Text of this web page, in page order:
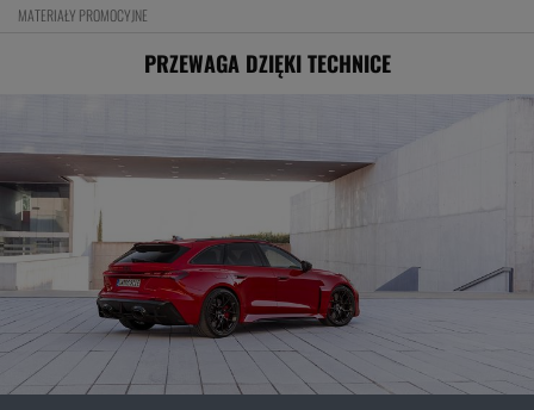
MATERIAŁY PROMOCYJNE
PRZEWAGA DZIĘKI TECHNICE